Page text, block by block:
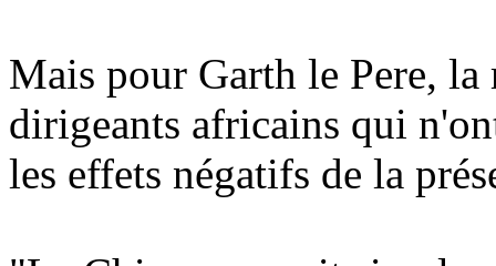
Mais pour Garth le Pere,
dirigeants africains qui
les effets négatifs de la